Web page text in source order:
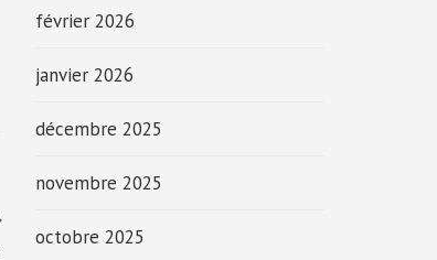
février 2026
janvier 2026
décembre 2025
novembre 2025
octobre 2025